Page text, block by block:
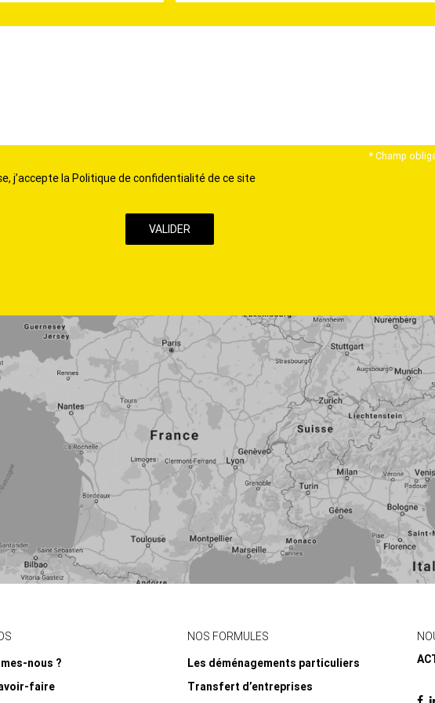
* Champ
j’accepte la Politique de confidentialité de ce site
nous ?
faire
NOS FORMULES
Les déménagements particuliers
Transfert d’entreprises